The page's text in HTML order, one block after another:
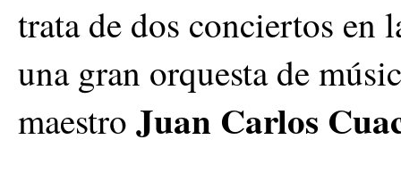
trata de dos conciertos en
una gran orquesta de
maestro Juan Carlos